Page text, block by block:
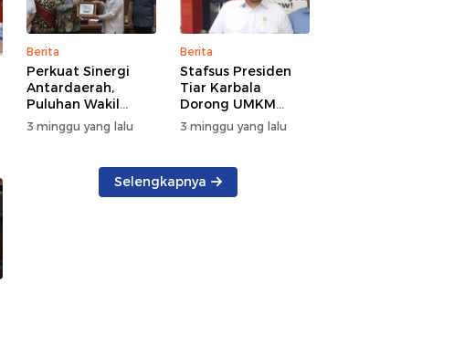
Berita
Perkuat Sinergi
Antardaerah,
Puluhan Wakil
Rakyat DKI Jakarta
Gelar Kunker di
3 minggu yang lalu
Berita
Stafsus Presiden
Tiar Karbala
Dorong UMKM
Sulut Pakai AI
3 minggu yang lalu
Selengkapnya